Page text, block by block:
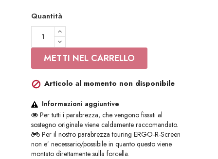
Quantità
METTI NEL CARRELLO
 Articolo al momento non disponibile
Informazioni aggiuntive
Per tutti i parabrezza, che vengono fissati al
sostegno originale viene caldamente raccomandato.
Per il nostro parabrezza touring ERGO-R-Screen
non e’ necessario/possibile in quanto questo viene
montato direttamente sulla forcella.